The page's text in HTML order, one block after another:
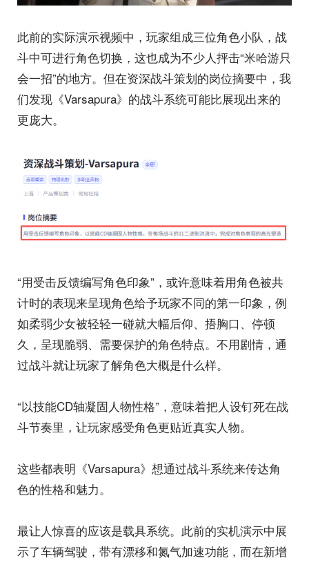
此前的实际演示视频中，玩家组成三位角色小队，战
斗中可进行角色切换，这也成为不少人抨击“米哈游只
会一招”的地方。但在资深战斗策划的岗位摘要中，我
们发现《Varsapura》的战斗系统可能比展现出来的
更庞大。
“用受击反馈编写角色印象”，或许意味着用角色被共
计时的表现来呈现角色给予玩家不同的第一印象，例
如柔弱少女被轻轻一碰就大幅后仰、捂胸口、停顿
久，呈现脆弱、需要保护的角色特点。不用剧情，通
过战斗就让玩家了解角色大概是什么样。
“以技能CD轴凝固人物性格”，意味着把人设钉死在战
斗节奏里，让玩家感受角色更贴近真实人物。
这些都表明《Varsapura》想通过战斗系统来传达角
色的性格和魅力。
最让人惊喜的应该是载具系统。此前的实机演示中展
示了车辆驾驶，带有漂移和氮气加速功能，而在新增